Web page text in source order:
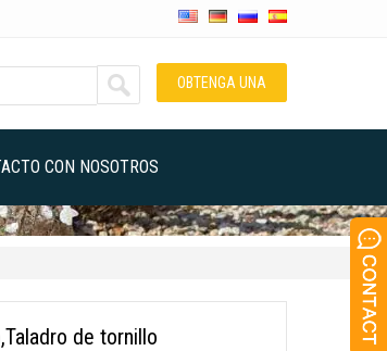
OBTENGA UNA
CON NOSOTROS
de tornillo